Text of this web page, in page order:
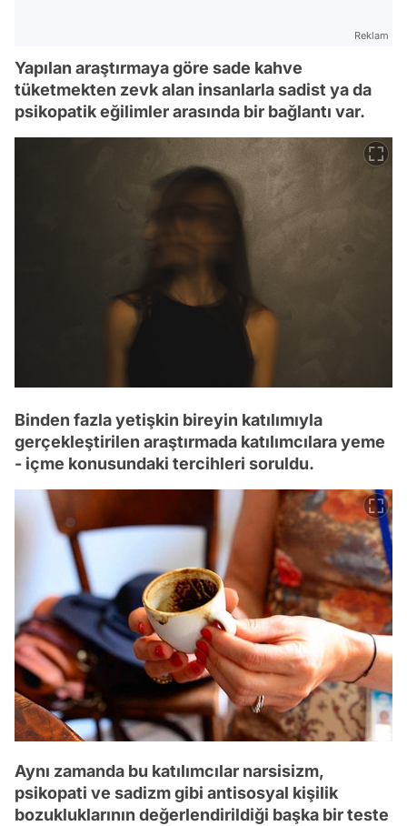
Reklam
Yapılan araştırmaya göre sade kahve
tüketmekten zevk alan insanlarla sadist ya da
psikopatik eğilimler arasında bir bağlantı var.
Binden fazla yetişkin bireyin katılımıyla
gerçekleştirilen araştırmada katılımcılara yeme
- içme konusundaki tercihleri soruldu.
Aynı zamanda bu katılımcılar narsisizm,
psikopati ve sadizm gibi antisosyal kişilik
bozukluklarının değerlendirildiği başka bir teste